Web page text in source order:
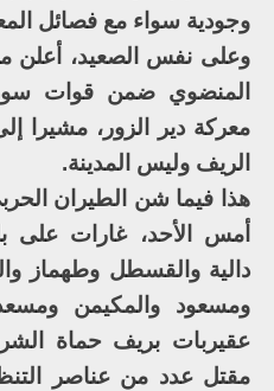
وجودية سواء مع فصائل
وعلى نفس الصعيد، أعلن
المنضوي ضمن قوات
معركة دير الزور، مشيرا
الريف وليس المدينة.
هذا فيما شن الطيران
أمس الأحد، غارات
دالية والقسطل وطهماز
ومسعود والمكيمن
عقيربات بريف حماة
مقتل عدد من عناصر